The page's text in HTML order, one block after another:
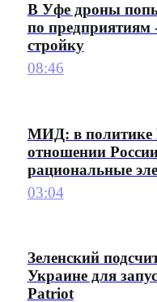
В Уфе дроны
по предприятиям
стройку
08:46
МИД: в политике
отношении
рациональные
03:04
Зеленский
Украине для
Patriot